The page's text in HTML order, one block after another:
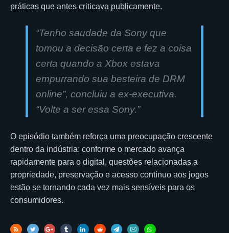
práticas que antes criticava publicamente.
“Tenho saudade da Sony que
tomou a decisão certa e fez a coisa
certa quando a Xbox estava
empurrando sua besteira de DRM
online”, concluiu a ex-executiva.
“Volte a ser essa Sony.”
O episódio também reforça uma preocupação crescente
dentro da indústria: conforme o mercado avança
rapidamente para o digital, questões relacionadas a
propriedade, preservação e acesso contínuo aos jogos
estão se tornando cada vez mais sensíveis para os
consumidores.